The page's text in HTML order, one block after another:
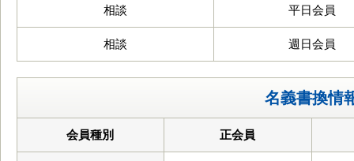
相談 平日会員
相談 週日会員
名義書換情
会員種別 正会員